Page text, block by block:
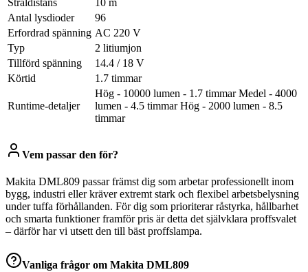
Stråldistans
10 m
Antal lysdioder
96
Erfordrad spänning AC 220 V
Typ
2 litiumjon
Tillförd spänning
14.4 / 18 V
Körtid
1.7 timmar
Runtime-detaljer
Hög - 10000 lumen - 1.7 timmar Medel - 4000
lumen - 4.5 timmar Hög - 2000 lumen - 8.5
timmar
Vem passar den för?
Makita DML809 passar främst dig som arbetar professionellt inom
bygg, industri eller kräver extremt stark och flexibel arbetsbelysning
under tuffa förhållanden. För dig som prioriterar råstyrka, hållbarhet
och smarta funktioner framför pris är detta det självklara proffsvalet
– därför har vi utsett den till bäst proffslampa.
Vanliga frågor om Makita DML809